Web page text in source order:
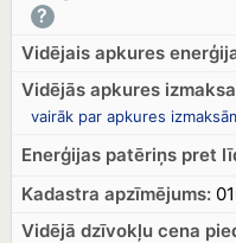
?
Vidējais apkures
Vidējās apkures
vairāk par apkures
Enerģijas patēriņs pret
Kadastra apzīmējums:
Vidējā dzīvokļu cena